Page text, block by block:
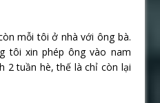
mỗi tôi ở nhà với ông bà.
tôi xin phép ông vào nam
2 tuần hè, thế là chỉ còn lại